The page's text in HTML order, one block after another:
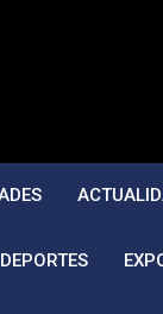
DEPORTES